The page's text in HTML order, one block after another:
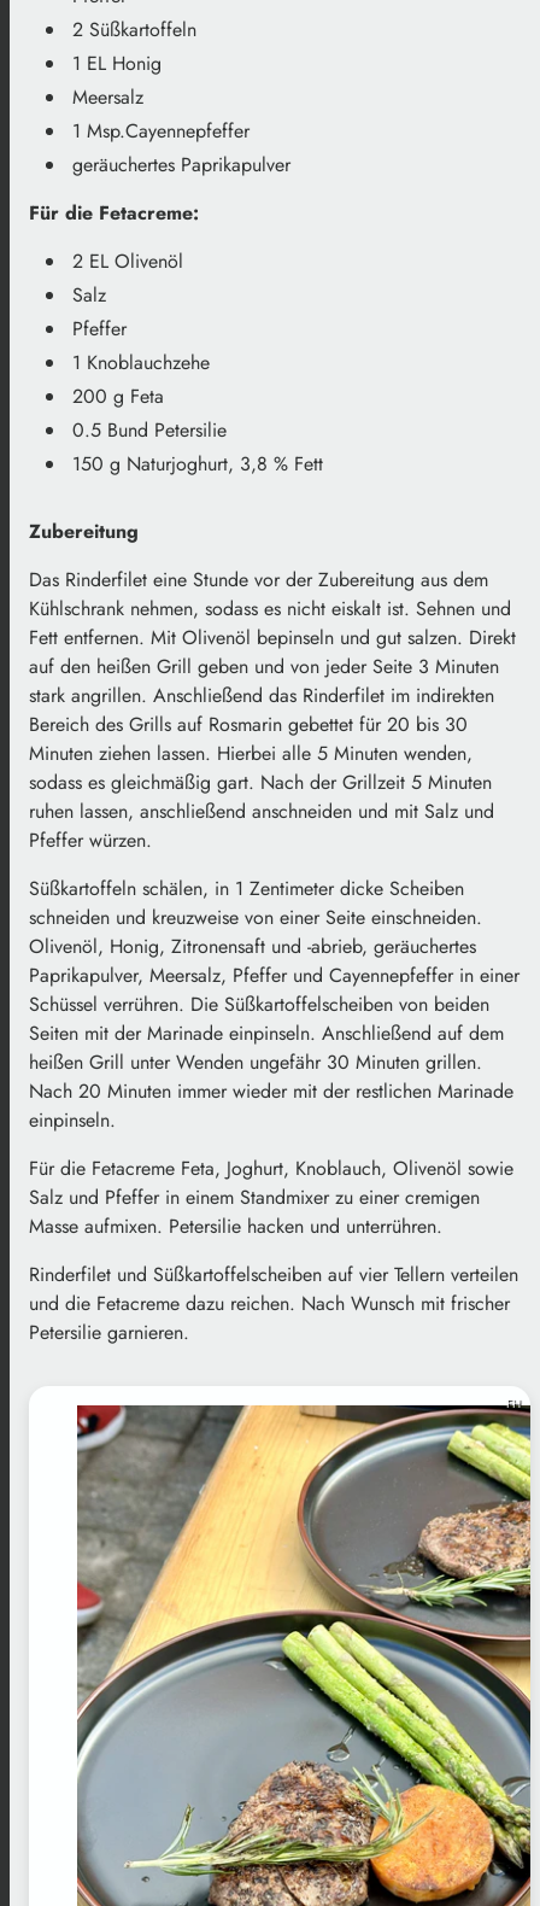
2 Süßkartoffeln
1 EL Honig
Meersalz
1 Msp.Cayennepfeffer
geräuchertes Paprikapulver
Für die Fetacreme:
2 EL Olivenöl
Salz
Pfeffer
1 Knoblauchzehe
200 g Feta
0.5 Bund Petersilie
150 g Naturjoghurt, 3,8 % Fett
Zubereitung
Das Rinderfilet eine Stunde vor der Zubereitung aus dem
Kühlschrank nehmen, sodass es nicht eiskalt ist. Sehnen und
Fett entfernen. Mit Olivenöl bepinseln und gut salzen. Direkt
auf den heißen Grill geben und von jeder Seite 3 Minuten
stark angrillen. Anschließend das Rinderfilet im indirekten
Bereich des Grills auf Rosmarin gebettet für 20 bis 30
Minuten ziehen lassen. Hierbei alle 5 Minuten wenden,
sodass es gleichmäßig gart. Nach der Grillzeit 5 Minuten
ruhen lassen, anschließend anschneiden und mit Salz und
Pfeffer würzen.
Süßkartoffeln schälen, in 1 Zentimeter dicke Scheiben
schneiden und kreuzweise von einer Seite einschneiden.
Olivenöl, Honig, Zitronensaft und -abrieb, geräuchertes
Paprikapulver, Meersalz, Pfeffer und Cayennepfeffer in einer
Schüssel verrühren. Die Süßkartoffelscheiben von beiden
Seiten mit der Marinade einpinseln. Anschließend auf dem
heißen Grill unter Wenden ungefähr 30 Minuten grillen.
Nach 20 Minuten immer wieder mit der restlichen Marinade
einpinseln.
Für die Fetacreme Feta, Joghurt, Knoblauch, Olivenöl sowie
Salz und Pfeffer in einem Standmixer zu einer cremigen
Masse aufmixen. Petersilie hacken und unterrühren.
Rinderfilet und Süßkartoffelscheiben auf vier Tellern verteilen
und die Fetacreme dazu reichen. Nach Wunsch mit frischer
Petersilie garnieren.
FH